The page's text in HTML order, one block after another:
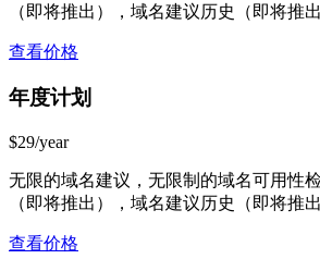
（即将推出），域名建议历史（即将推出
查看价格
年度计划
$29/year
无限的域名建议，无限制的域名可用性
（即将推出），域名建议历史（即将推出
查看价格